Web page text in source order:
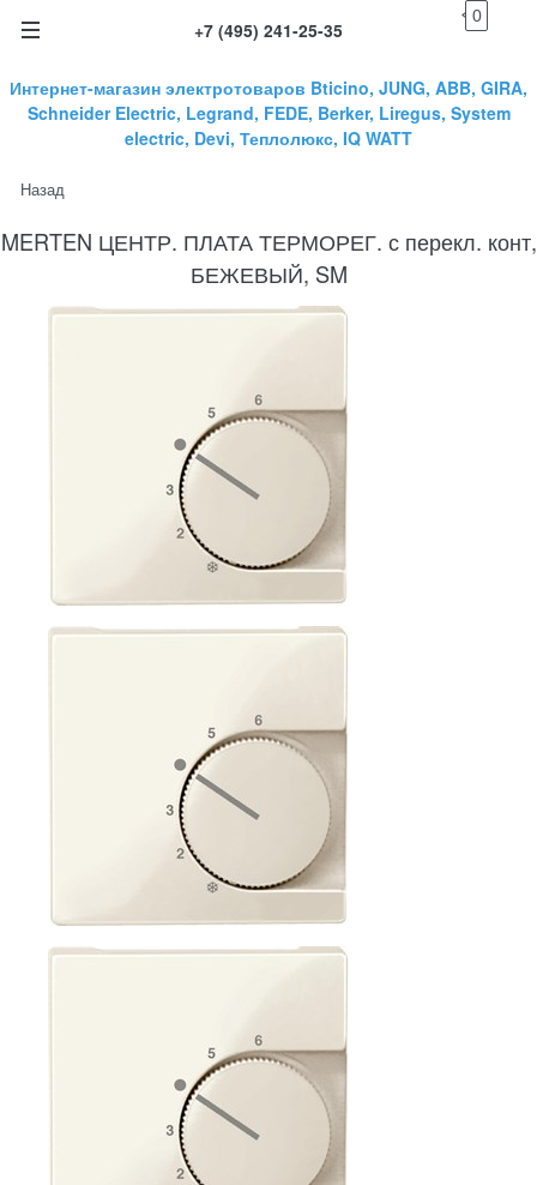
+7 (495) 241-25-35
0
Интернет-магазин электротоваров Bticino, JUNG, ABB, GIRA,
Schneider Electric, Legrand, FEDE, Berker, Liregus, System
electric, Devi, Теплолюкс, IQ WATT
Назад
MERTEN ЦЕНТР. ПЛАТА ТЕРМОРЕГ. с перекл. конт,
БЕЖЕВЫЙ, SM